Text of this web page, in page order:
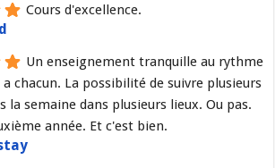
Cours d'excellence.
Un enseignement tranquille au rythme
chacun. La possibilité de suivre plusieurs
la semaine dans plusieurs lieux. Ou pas.
année. Et c'est bien.